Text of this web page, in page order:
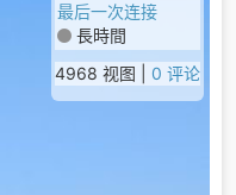
最后一次连接
長時間
4968 视图 | 0 评论